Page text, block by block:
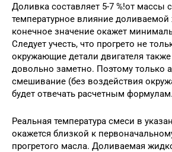
Доливка составляет 5-7 %!от массы
температурное влияние
конечное значение окажет
Следует учесть, что прогрето не
окружающие детали двигателя
довольно заметно. Поэтому только
смешивание (без воздействия
будет отвечать расчетным формулам.
Реальная температура смеси в
окажется близкой к
прогретого масла. Доливаемая